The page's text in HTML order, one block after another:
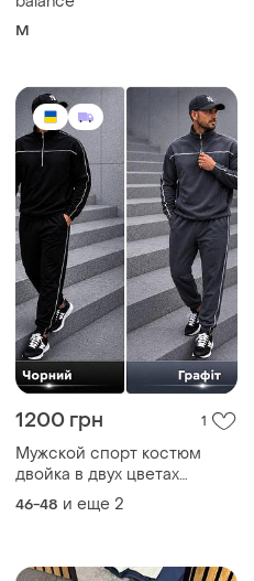
M
1200 грн 1
Мужской спорт костюм
двойка в двух цветах
кофта+брюки ткань
двунитка петля
46-48 и еще 2